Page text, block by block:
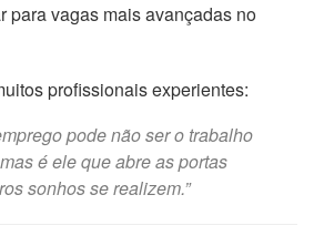
para vagas mais avançadas no
profissionais experientes:
pode não ser o trabalho
é ele que abre as portas
sonhos se realizem.”